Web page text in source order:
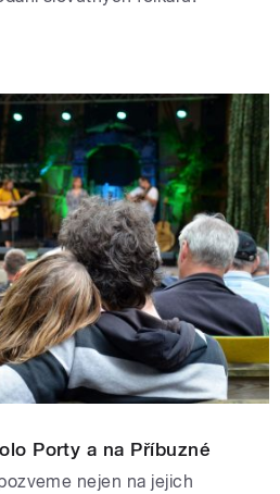
Porty a na Příbuzné
nejen na jejich